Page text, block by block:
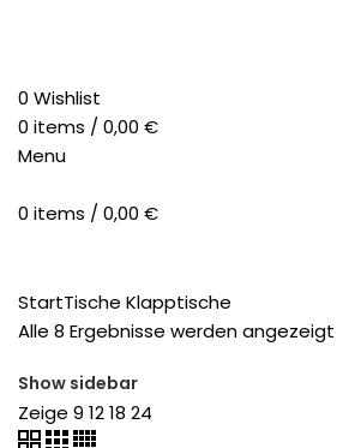
0 Wishlist
0 items / 0,00 €
Menu
0 items / 0,00 €
StartTische Klapptische
Alle 8 Ergebnisse werden angezeigt
Show sidebar
Zeige 9 1218 24